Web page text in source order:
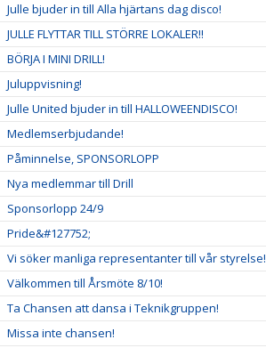
Julle bjuder in till Alla hjärtans dag disco!
JULLE FLYTTAR TILL STÖRRE LOKALER!!
BÖRJA I MINI DRILL!
Juluppvisning!
Julle United bjuder in till HALLOWEENDISCO!
Medlemserbjudande!
Påminnelse, SPONSORLOPP
Nya medlemmar till Drill
Sponsorlopp 24/9
Pride&#127752;
Vi söker manliga representanter till vår styrelse!
Välkommen till Årsmöte 8/10!
Ta Chansen att dansa i Teknikgruppen!
Missa inte chansen!